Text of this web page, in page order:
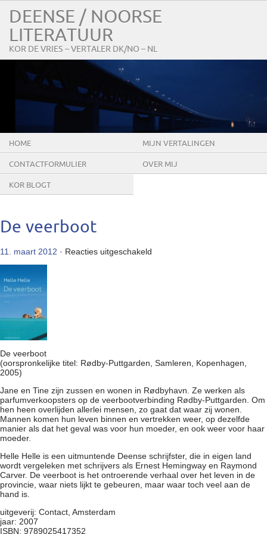
DEENSE / NOORSE
LITERATUUR
KOR DE VRIES – VERTALER DK/NO – NL
HOME MIJN VERTALINGEN
CONTACTFORMULIER OVER MIJ
KOR BLOGT
De veerboot
11. maart 2012 · Reacties uitgeschakeld
De veerboot
(oorspronkelijke titel: Rødby-Puttgarden, Samleren, Kopenhagen,
2005)
Jane en Tine zijn zussen en wonen in Rødbyhavn. Ze werken als
parfumverkoopsters op de veerbootverbinding Rødby-Puttgarden. Om
hen heen overlijden allerlei mensen, zo gaat dat waar zij wonen.
Mannen komen hun leven binnen en vertrekken weer, op dezelfde
manier als dat het geval was voor hun moeder, en ook weer voor haar
moeder.
Helle Helle is een uitmuntende Deense schrijfster, die in eigen land
wordt vergeleken met schrijvers als Ernest Hemingway en Raymond
Carver. De veerboot is het ontroerende verhaal over het leven in de
provincie, waar niets lijkt te gebeuren, maar waar toch veel aan de
hand is.
uitgeverij: Contact, Amsterdam
jaar: 2007
ISBN: 9789025417352